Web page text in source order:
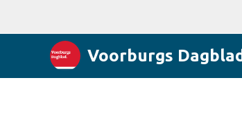
Voorburgs Dagblad